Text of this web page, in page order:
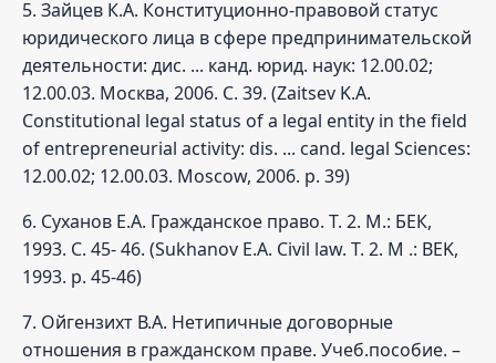
5. Зайцев К.А. Конституционно-правовой статус
юридического лица в сфере предпринимательской
деятельности: дис. ... канд. юрид. наук: 12.00.02;
12.00.03. Москва, 2006. С. 39. (Zaitsev K.A.
Constitutional legal status of a legal entity in the field
of entrepreneurial activity: dis. ... cand. legal Sciences:
12.00.02; 12.00.03. Moscow, 2006. p. 39)
6. Суханов Е.А. Гражданское право. Т. 2. М.: БЕК,
1993. С. 45- 46. (Sukhanov E.A. Civil law. T. 2. M .: BEK,
1993. p. 45-46)
7. Ойгензихт В.А. Нетипичные договорные
отношения в гражданском праве. Учеб.пособие. –